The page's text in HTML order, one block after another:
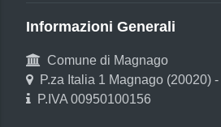
Informazioni Generali
Comune di Magnago
P.za Italia 1 Magnago (20020) -
P.IVA 00950100156